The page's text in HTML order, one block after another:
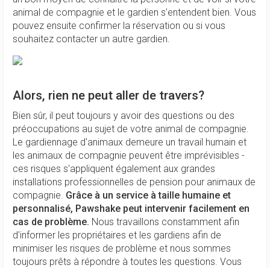
animal de compagnie et le gardien s'entendent bien. Vous
pouvez ensuite confirmer la réservation ou si vous
souhaitez contacter un autre gardien.
Alors, rien ne peut aller de travers?
Bien sûr, il peut toujours y avoir des questions ou des
préoccupations au sujet de votre animal de compagnie.
Le gardiennage d'animaux demeure un travail humain et
les animaux de compagnie peuvent être imprévisibles -
ces risques s'appliquent également aux grandes
installations professionnelles de pension pour animaux de
compagnie. Grâce à un service à taille humaine et
personnalisé, Pawshake peut intervenir facilement en
cas de problème. Nous travaillons constamment afin
d'informer les propriétaires et les gardiens afin de
minimiser les risques de problème et nous sommes
toujours prêts à répondre à toutes les questions. Vous